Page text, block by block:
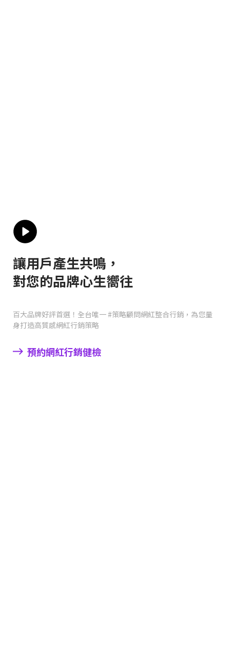
讓用戶產生共鳴，
對您的品牌心生嚮往
百大品牌好評首選！全台唯一 #策略顧問網紅整合行銷，為您量
身打造高質感網紅行銷策略
預約網紅行銷健檢